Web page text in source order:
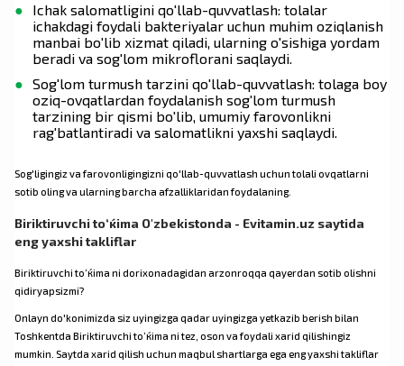
Ichak salomatligini qo'llab-quvvatlash: tolalar
ichakdagi foydali bakteriyalar uchun muhim oziqlanish
manbai bo'lib xizmat qiladi, ularning o'sishiga yordam
beradi va sog'lom mikroflorani saqlaydi.
Sog'lom turmush tarzini qo'llab-quvvatlash: tolaga boy
oziq-ovqatlardan foydalanish sog'lom turmush
tarzining bir qismi bo'lib, umumiy farovonlikni
rag'batlantiradi va salomatlikni yaxshi saqlaydi.
Sog'ligingiz va farovonligingizni qo'llab-quvvatlash uchun tolali ovqatlarni
sotib oling va ularning barcha afzalliklaridan foydalaning.
Biriktiruvchi to‘ќima O'zbekistonda - Evitamin.uz saytida
eng yaxshi takliflar
Biriktiruvchi to‘ќima ni dorixonadagidan arzonroqqa qayerdan sotib olishni
qidiryapsizmi?
Onlayn do'konimizda siz uyingizga qadar uyingizga yetkazib berish bilan
Toshkentda Biriktiruvchi to‘ќima ni tez, oson va foydali xarid qilishingiz
mumkin. Saytda xarid qilish uchun maqbul shartlarga ega eng yaxshi takliflar